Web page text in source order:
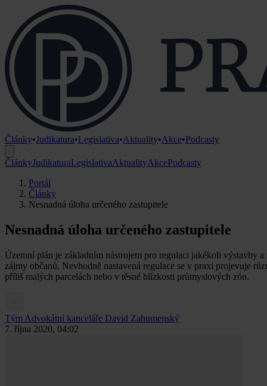
Články•Judikatura•Legislativa•Aktuality•Akce•Podcasty
ČlánkyJudikaturaLegislativaAktualityAkcePodcasty
Portál
Články
Nesnadná úloha určeného zastupitele
Nesnadná úloha určeného zastupitele
Územní plán je základním nástrojem pro regulaci jakékoli výstavby
zájmy občanů. Nevhodně nastavená regulace se v praxi projevuje
příliš malých parcelách nebo v těsné blízkosti průmyslových zón.
Tým Advokátní kanceláře David Zahumenský
7. října 2020, 04:02